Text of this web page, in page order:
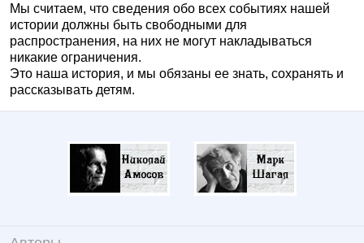
Мы считаем, что сведения обо всех событиях нашей
истории должны быть свободными для
распространения, на них не могут накладываться
никакие ограничения.
Это наша история, и мы обязаны ее знать, сохранять и
рассказывать детям.